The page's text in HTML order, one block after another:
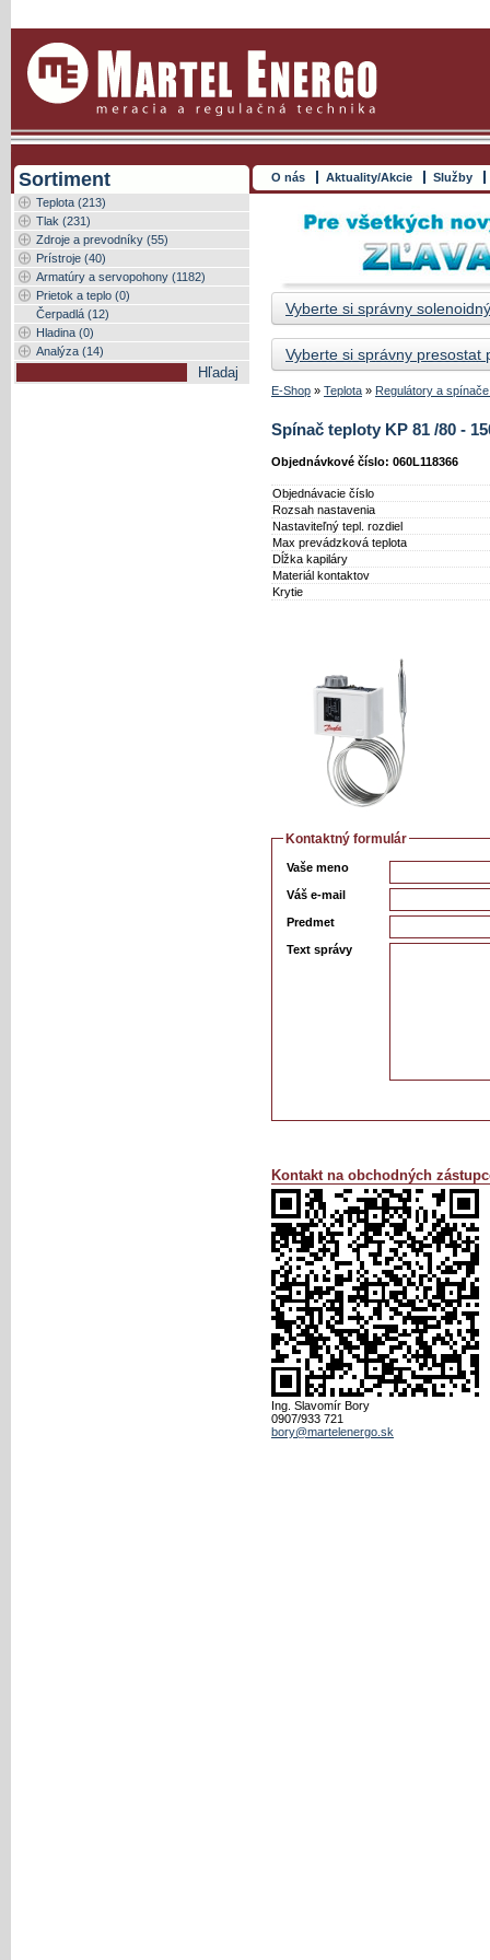
O nás Aktuality/Akcie Služby
Sortiment
Teplota (213)
Tlak (231)
Zdroje a prevodníky (55)
Prístroje (40)
Armatúry a servopohony (1182)
Prietok a teplo (0)
Čerpadlá (12)
Hladina (0)
Analýza (14)
Vyberte si správny
Vyberte si správny presostat
E-Shop » Teplota » Regulátory a
Spínač teploty KP 81 /80 -
Objednávkové číslo: 060L118366
Objednávacie číslo
Rozsah nastavenia
Nastaviteľný tepl. rozdiel
Max prevádzková teplota
Dĺžka kapiláry
Materiál kontaktov
Krytie
Kontaktný formulár
Vaše meno
Váš e-mail
Predmet
Text správy
Kontakt na obchodných
Ing. Slavomír Bory
0907/933 721
bory@martelenergo.sk